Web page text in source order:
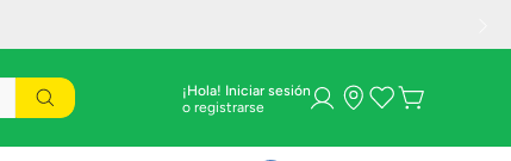
¡Hola! Iniciar sesión